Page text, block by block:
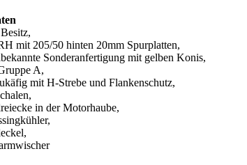
mit 205/50 hinten 20mm Spurplatten,
Sonderanfertigung mit gelben Konis,
A,
mit H-Strebe und Flankenschutz,
in der Motorhaube,